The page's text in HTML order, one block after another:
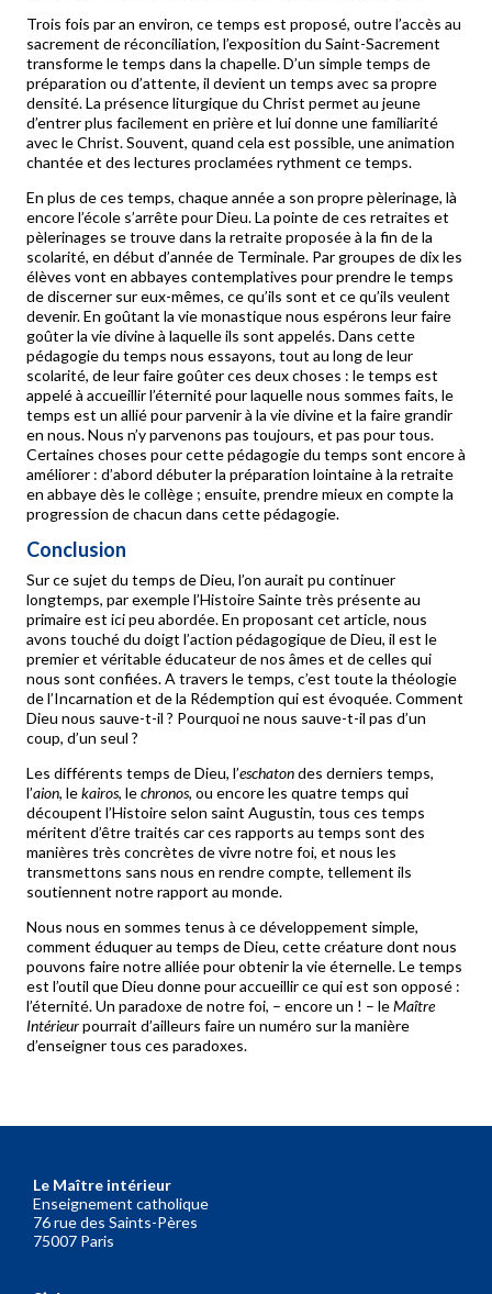
Trois fois par an environ, ce temps est proposé, outre l’accès au
sacrement de réconciliation, l’exposition du Saint-Sacrement
transforme le temps dans la chapelle. D’un simple temps de
préparation ou d’attente, il devient un temps avec sa propre
densité. La présence liturgique du Christ permet au jeune
d’entrer plus facilement en prière et lui donne une familiarité
avec le Christ. Souvent, quand cela est possible, une animation
chantée et des lectures proclamées rythment ce temps.
En plus de ces temps, chaque année a son propre pèlerinage, là
encore l’école s’arrête pour Dieu. La pointe de ces retraites et
pèlerinages se trouve dans la retraite proposée à la fin de la
scolarité, en début d’année de Terminale. Par groupes de dix les
élèves vont en abbayes contemplatives pour prendre le temps
de discerner sur eux-mêmes, ce qu’ils sont et ce qu’ils veulent
devenir. En goûtant la vie monastique nous espérons leur faire
goûter la vie divine à laquelle ils sont appelés. Dans cette
pédagogie du temps nous essayons, tout au long de leur
scolarité, de leur faire goûter ces deux choses : le temps est
appelé à accueillir l’éternité pour laquelle nous sommes faits, le
temps est un allié pour parvenir à la vie divine et la faire grandir
en nous. Nous n’y parvenons pas toujours, et pas pour tous.
Certaines choses pour cette pédagogie du temps sont encore à
améliorer : d’abord débuter la préparation lointaine à la retraite
en abbaye dès le collège ; ensuite, prendre mieux en compte la
progression de chacun dans cette pédagogie.
Conclusion
Sur ce sujet du temps de Dieu, l’on aurait pu continuer
longtemps, par exemple l’Histoire Sainte très présente au
primaire est ici peu abordée. En proposant cet article, nous
avons touché du doigt l’action pédagogique de Dieu, il est le
premier et véritable éducateur de nos âmes et de celles qui
nous sont confiées. A travers le temps, c’est toute la théologie
de l’Incarnation et de la Rédemption qui est évoquée. Comment
Dieu nous sauve-t-il ? Pourquoi ne nous sauve-t-il pas d’un
coup, d’un seul ?
Les différents temps de Dieu, l’eschatondes derniers temps,
l’aion, lekairos, lechronos, ou encore les quatre temps qui
découpent l’Histoire selon saint Augustin, tous ces temps
méritent d’être traités car ces rapports au temps sont des
manières très concrètes de vivre notre foi, et nous les
transmettons sans nous en rendre compte, tellement ils
soutiennent notre rapport au monde.
Nous nous en sommes tenus à ce développement simple,
comment éduquer au temps de Dieu, cette créature dont nous
pouvons faire notre alliée pour obtenir la vie éternelle. Le temps
est l’outil que Dieu donne pour accueillir ce qui est son opposé :
l’éternité.Un paradoxe de notre foi, – encore un ! – leMaître
Intérieurpourrait d’ailleurs faire un numéro sur la manière
d’enseigner tous ces paradoxes.
Le Maître intérieur
Enseignement catholique
76 rue des Saints-Pères
75007 Paris